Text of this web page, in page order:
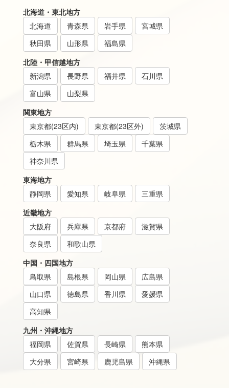
北海道・東北地方
北海道
青森県 岩手県
宮城県
秋田県
山形県
福島県
北陸・甲信越地方
新潟県
長野県 福井県
石川県
富山県
山梨県
関東地方
東京都(23区内)
東京都(23区外)
茨城県
栃木県
群馬県 埼玉県
千葉県
神奈川県
東海地方
静岡県
愛知県 岐阜県
三重県
近畿地方
大阪府
兵庫県 京都府
滋賀県
奈良県
和歌山県
中国・四国地方
鳥取県
島根県 岡山県
広島県
山口県
徳島県 香川県
愛媛県
高知県
九州・沖縄地方
福岡県
佐賀県 長崎県
熊本県
大分県
宮崎県 鹿児島県 沖縄県